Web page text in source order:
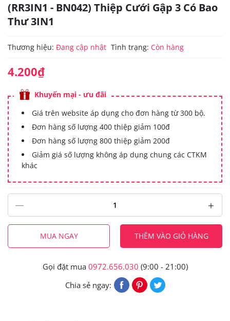
(RR3IN1 - BN042) Thiệp Cưới Gập 3 Có Bao
Thư 3IN1
Thương hiệu: Đang cập nhật Tình trạng: Còn hàng
4.200₫
Khuyến mại - ưu đãi
Giá trên website áp dụng cho đơn hàng từ 300 bộ.
Đơn hàng số lượng 400 thiệp giảm 100đ
Đơn hàng số lượng 800 thiệp giảm 200đ
Giảm giá số lượng không áp dụng chung các CTKM
khác
MUA NGAY THÊM VÀO GIỎ HÀNG
Gọi đặt mua 0972.656.030 (9:00 - 21:00)
Chia sẻ ngay: